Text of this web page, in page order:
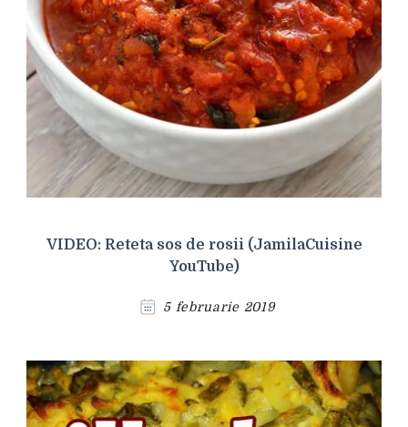
VIDEO: Reteta sos de rosii (JamilaCuisine
YouTube)
5 februarie 2019